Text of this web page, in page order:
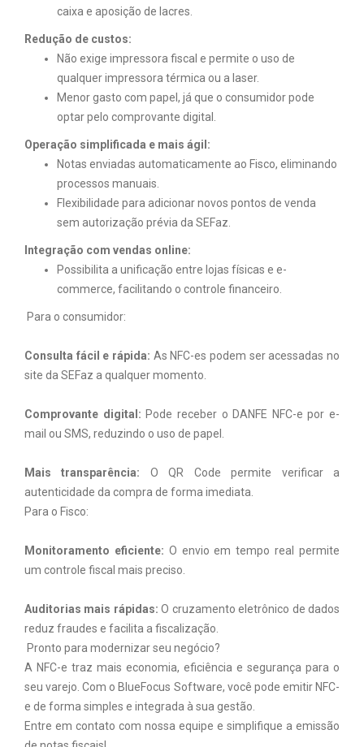
caixa e aposição de lacres.
Redução de custos:
Não exige impressora fiscal e permite o uso de
qualquer impressora térmica ou a laser.
Menor gasto com papel, já que o consumidor pode
optar pelo comprovante digital.
Operação simplificada e mais ágil:
Notas enviadas automaticamente ao Fisco, eliminando
processos manuais.
Flexibilidade para adicionar novos pontos de venda
sem autorização prévia da SEFaz.
Integração com vendas online:
Possibilita a unificação entre lojas físicas e e-
commerce, facilitando o controle financeiro.
Para o consumidor:
Consulta fácil e rápida: As NFC-es podem ser acessadas no
site da SEFaz a qualquer momento.
Comprovante digital: Pode receber o DANFE NFC-e por e-
mail ou SMS, reduzindo o uso de papel.
Mais transparência: O QR Code permite verificar a
autenticidade da compra de forma imediata.
Para o Fisco:
Monitoramento eficiente: O envio em tempo real permite
um controle fiscal mais preciso.
Auditorias mais rápidas: O cruzamento eletrônico de dados
reduz fraudes e facilita a fiscalização.
Pronto para modernizar seu negócio?
A NFC-e traz mais economia, eficiência e segurança para o
seu varejo. Com o BlueFocus Software, você pode emitir NFC-
e de forma simples e integrada à sua gestão.
Entre em contato com nossa equipe e simplifique a emissão